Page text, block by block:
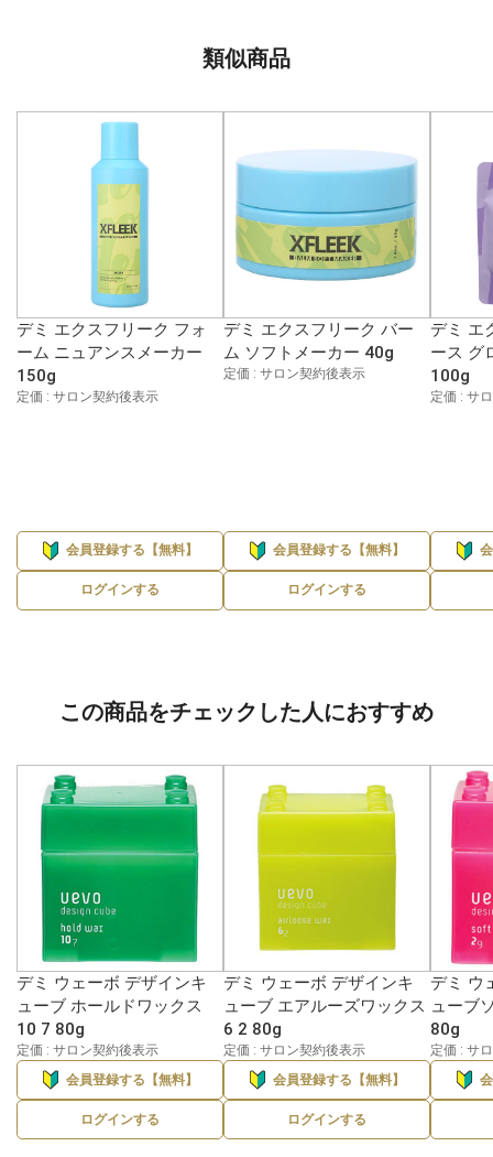
類似商品
デミ エクスフリーク フォ
ーム ニュアンスメーカー
150g
定価 : サロン契約後表示
会員登録する【無料】
ログインする
デミ エクスフリーク バー
ム ソフトメーカー 40g
定価 : サロン契約後表示
会員登録する【無料】
ログインする
デミ エ
ース グ
100g
定価 : サ
この商品をチェックした人におすすめ
デミ ウェーボ デザインキ
ューブ ホールドワックス
10 7 80g
定価 : サロン契約後表示
会員登録する【無料】
ログインする
デミ ウェーボ デザインキ
ューブ エアルーズワックス
6 2 80g
定価 : サロン契約後表示
会員登録する【無料】
ログインする
デミ ウ
ューブ
80g
定価 : サ